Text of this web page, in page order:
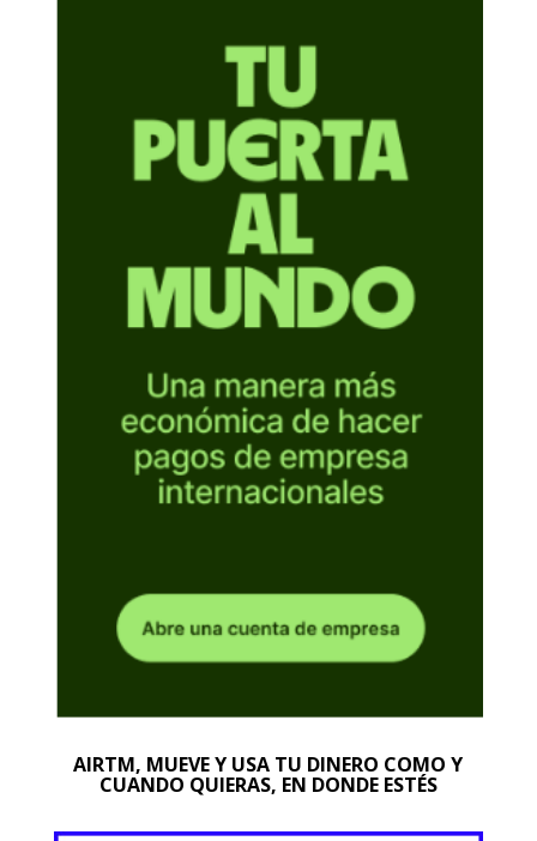
AIRTM, MUEVE Y USA TU DINERO COMO Y
CUANDO QUIERAS, EN DONDE ESTÉS